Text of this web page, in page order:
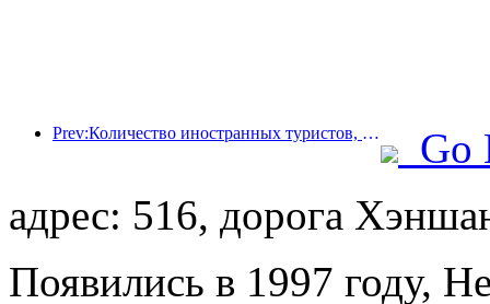
Prev:Количество иностранных туристов, принятых отелями Jinjiang Hotels (Китай), выросло более чем в 9 раз по сравнению с прошлым годом
Go
адрес: 516, дорога
Появились в 1997 году,